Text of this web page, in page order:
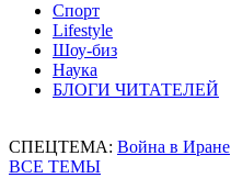
Спорт
Lifestyle
Шоу-биз
Наука
БЛОГИ ЧИТАТЕЛЕЙ
СПЕЦТЕМА: Война в Иране
ВСЕ ТЕМЫ